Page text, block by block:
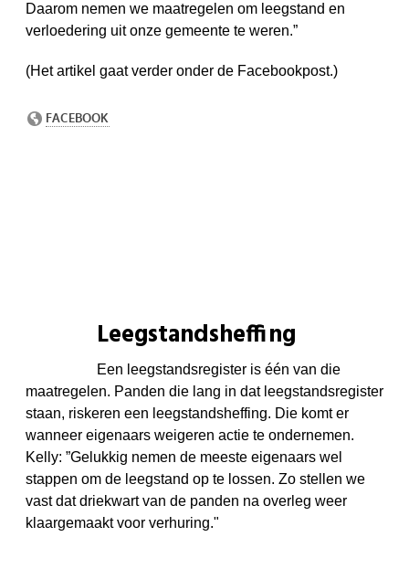
Daarom nemen we maatregelen om leegstand en
verloedering uit onze gemeente te weren.”
(Het artikel gaat verder onder de Facebookpost.)
Leegstandsheffing
Een leegstandsregister is één van die
maatregelen. Panden die lang in dat leegstandsregister
staan, riskeren een leegstandsheffing. Die komt er
wanneer eigenaars weigeren actie te ondernemen.
Kelly: ”Gelukkig nemen de meeste eigenaars wel
stappen om de leegstand op te lossen. Zo stellen we
vast dat driekwart van de panden na overleg weer
klaargemaakt voor verhuring."